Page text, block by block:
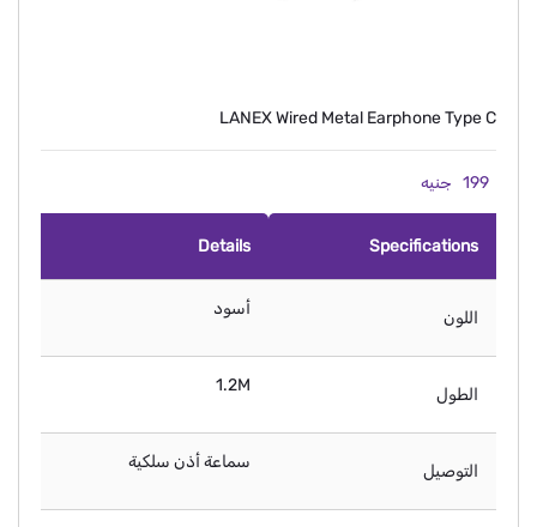
LANEX Wired Metal Earphone Type C
199 جنيه
Specifications
Details
اللون أسود
الطول 1.2M
التوصيل سماعة أذن سلكية